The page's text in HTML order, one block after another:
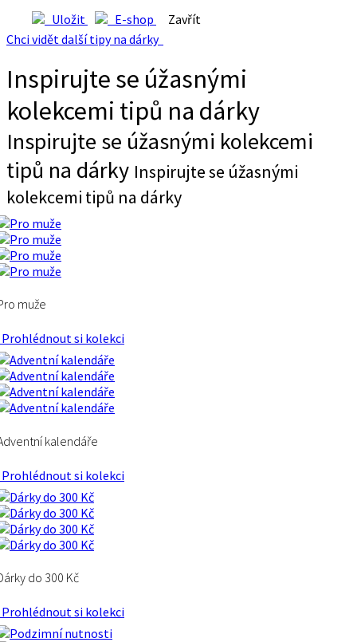
Uložit
E-shop
Zavřít
Chci vidět další tipy na dárky
Inspirujte se úžasnými
kolekcemi tipů na dárky
Inspirujte se úžasnými kolekcemi
tipů na dárky Inspirujte se úžasnými
kolekcemi tipů na dárky
muže
si kolekci
kalendáře
si kolekci
do 300 Kč
si kolekci